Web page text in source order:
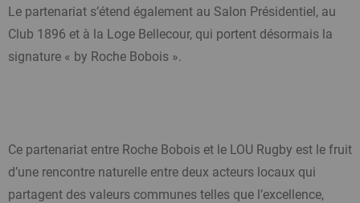
Le partenariat s’étend également au Salon Présidentiel, au
Club 1896 et à la Loge Bellecour, qui portent désormais la
signature « by Roche Bobois ».
Ce partenariat entre Roche Bobois et le LOU Rugby est le fruit
d’une rencontre naturelle entre deux acteurs locaux qui
partagent des valeurs communes telles que l’excellence,